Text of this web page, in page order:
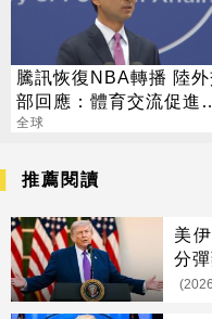
騰訊恢復NBA轉播 陸外
部回應：體育交流促進
好
全球
推薦閱讀
美
分